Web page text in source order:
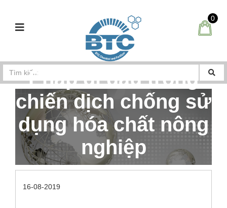
0
Pháp đi đầu trong
chiến dịch chống sử
dụng hóa chất nông
nghiệp
Trang Chủ
Tin tức hóa chất nông nghiệp
Pháp đi đầu trong chiến dịch chống sử dụng hóa chất nông
16-08-2019